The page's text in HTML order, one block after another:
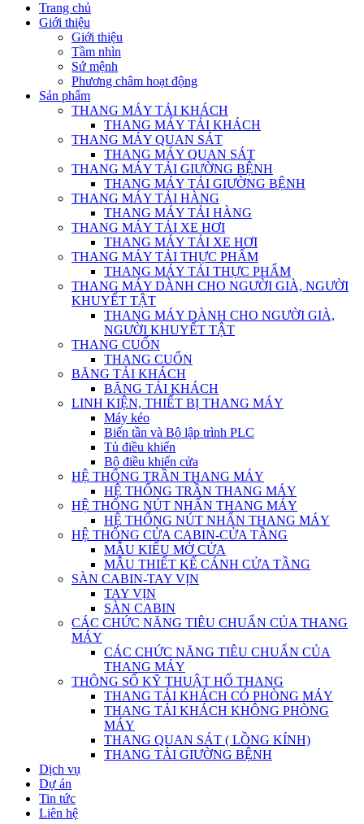
Trang chủ
Giới thiệu
Giới thiệu
Tầm nhìn
Sứ mệnh
Phương châm hoạt động
Sản phẩm
THANG MÁY TẢI KHÁCH
THANG MÁY TẢI KHÁCH
THANG MÁY QUAN SÁT
THANG MÁY QUAN SÁT
THANG MÁY TẢI GIƯỜNG BỆNH
THANG MÁY TẢI GIƯỜNG BỆNH
THANG MÁY TẢI HÀNG
THANG MÁY TẢI HÀNG
THANG MÁY TẢI XE HƠI
THANG MÁY TẢI XE HƠI
THANG MÁY TẢI THỰC PHẨM
THANG MÁY TẢI THỰC PHẨM
THANG MÁY DÀNH CHO NGƯỜI GIÀ, NGƯỜI
KHUYẾT TẬT
THANG MÁY DÀNH CHO NGƯỜI GIÀ,
NGƯỜI KHUYẾT TẬT
THANG CUỐN
THANG CUỐN
BĂNG TẢI KHÁCH
BĂNG TẢI KHÁCH
LINH KIỆN, THIẾT BỊ THANG MÁY
Máy kéo
Biến tần và Bộ lập trình PLC
Tủ điều khiển
Bộ điều khiển cửa
HỆ THỐNG TRẦN THANG MÁY
HỆ THỐNG TRẦN THANG MÁY
HỆ THỐNG NÚT NHẤN THANG MÁY
HỆ THỐNG NÚT NHẤN THANG MÁY
HỆ THỐNG CỬA CABIN-CỬA TẦNG
MẪU KIỂU MỞ CỬA
MẪU THIẾT KẾ CÁNH CỬA TẦNG
SÀN CABIN-TAY VỊN
TAY VỊN
SÀN CABIN
CÁC CHỨC NĂNG TIÊU CHUẨN CỦA THANG
MÁY
CÁC CHỨC NĂNG TIÊU CHUẨN CỦA
THANG MÁY
THÔNG SỐ KỸ THUẬT HỐ THANG
THANG TẢI KHÁCH CÓ PHÒNG MÁY
THANG TẢI KHÁCH KHÔNG PHÒNG
MÁY
THANG QUAN SÁT ( LỒNG KÍNH)
THANG TẢI GIƯỜNG BỆNH
Dịch vụ
Dự án
Tin tức
Liên hệ